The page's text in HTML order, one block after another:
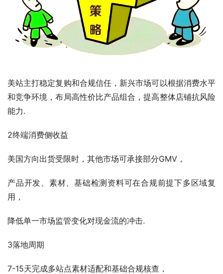
美站主打稳定复购和合规信任，新兴市场可以根据消费水平
和竞争环境，布局高性价比产品组合，提高整体店铺抗风险
能力.
2终端消费侧收益
美国方向出货受限时，其他市场可承接部分GMV，
产品开发、素材、基础检测资料可在合规前提下多区域复
用，
降低单一市场监管变化对现金流的冲击.
3落地周期
7-15天完成多站点素材适配和基础合规核查，